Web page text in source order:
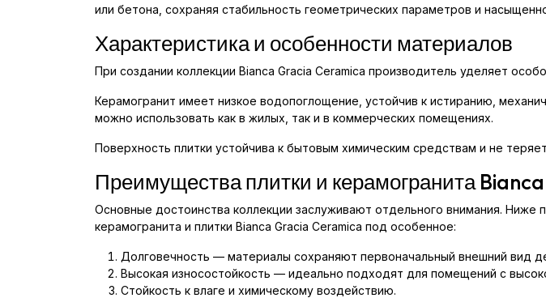
или бетона, сохраняя стабильность геометрических параметров и
Характеристика и особенности материалов
При создании коллекции Bianca Gracia Ceramica производитель уделяет
Керамогранит имеет низкое водопоглощение, устойчив к истиранию,
можно использовать как в жилых, так и в коммерческих помещениях.
Поверхность плитки устойчива к бытовым химическим средствам и не
Преимущества плитки и керамогранита
Основные достоинства коллекции заслуживают отдельного внимания.
керамогранита и плитки Bianca Gracia Ceramica под особенное:
Долговечность — материалы сохраняют первоначальный внешний вид
Высокая износостойкость — идеально подходят для помещений с
Стойкость к влаге и химическому воздействию.